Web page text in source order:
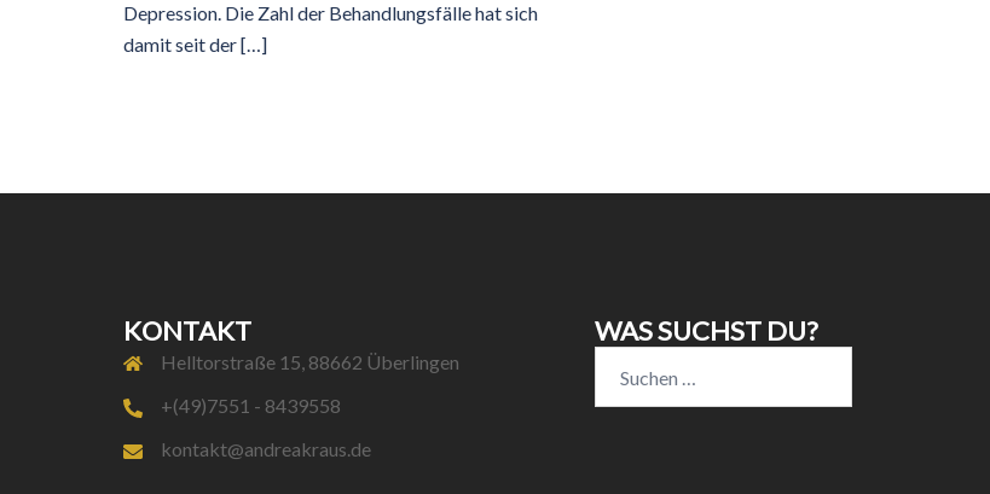
Depression. Die Zahl der Behandlungsfälle hat sich
damit seit der […]
KONTAKT
Helltorstraße 15, 88662 Überlingen
+(49)7551 - 8439558
kontakt@andreakraus.de
WAS SUCHST DU?
nach: